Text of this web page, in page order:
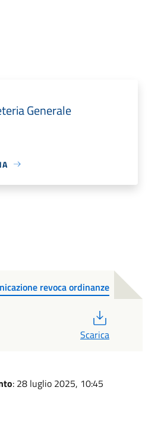
Generale
revoca ordinanze
Scarica
: 28 luglio 2025, 10:45